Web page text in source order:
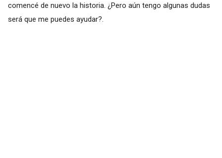
comencé de nuevo la historia. ¿Pero aún tengo algunas dudas
será que me puedes ayudar?.